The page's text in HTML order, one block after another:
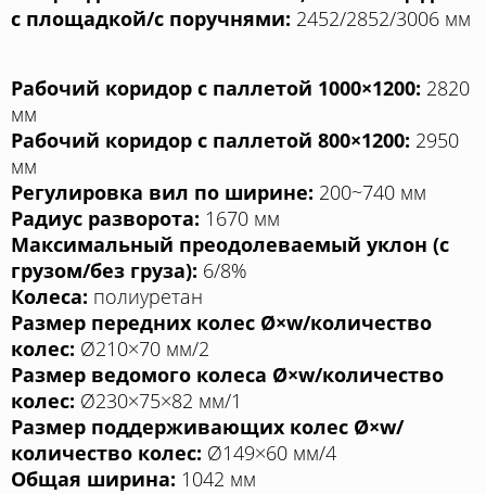
с площадкой/с поручнями: 2452/2852/3006 мм
Рабочий коридор с паллетой 1000×1200: 2820
мм
Рабочий коридор с паллетой 800×1200: 2950
мм
Регулировка вил по ширине: 200~740 мм
Радиус разворота: 1670 мм
Максимальный преодолеваемый уклон (c
грузом/без груза): 6/8%
Колеса: полиуретан
Размер передних колес Ø×w/количество
колес: Ø210×70 мм/2
Размер ведомого колеса Ø×w/количество
колес: Ø230×75×82 мм/1
Размер поддерживающих колес Ø×w/
количество колес: Ø149×60 мм/4
Общая ширина: 1042 мм